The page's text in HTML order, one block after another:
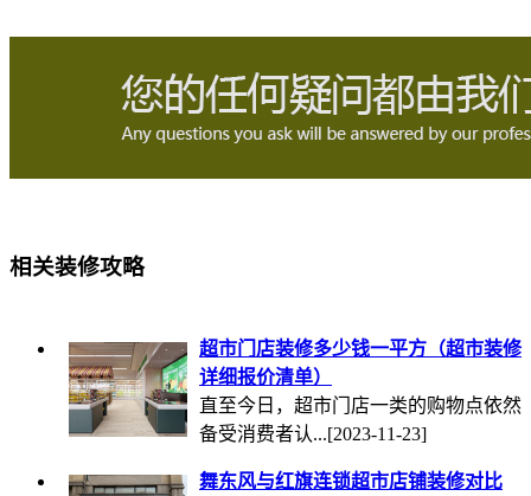
相关装修攻略
超市门店装修多少钱一平方（超市装修
详细报价清单）
直至今日，超市门店一类的购物点依然
备受消费者认...[2023-11-23]
舞东风与红旗连锁超市店铺装修对比